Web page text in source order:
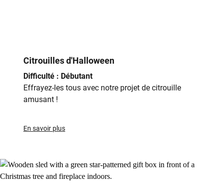
Citrouilles d'Halloween
Difficulté : Débutant
Effrayez-les tous avec notre projet de citrouille
amusant !
En savoir plus